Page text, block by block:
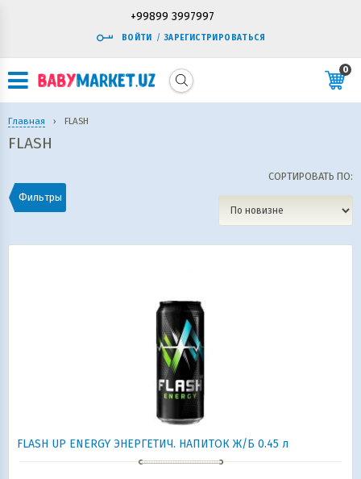
+99899 3997997
ВОЙТИ / ЗАРЕГИСТРИРОВАТЬСЯ
0
Главная › FLASH
FLASH
Фильтры
СОРТИРОВАТЬ ПО:
FLASH UP ENERGY ЭНЕРГЕТИЧ. НАПИТОК Ж/Б 0.45 л